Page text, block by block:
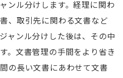
ンル分けします。経理に関わ
、取引先に関わる文書など
ャンル分けした後は、その中
。文書管理の手間をより省き
の長い文書にあわせて文書